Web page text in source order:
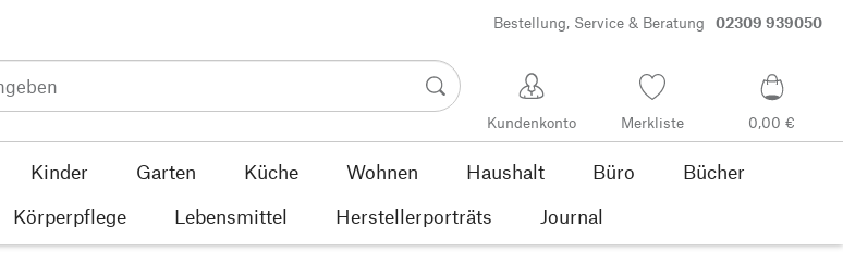
Bestellung, Service & Beratung 02309 939050
Kundenkonto Merkliste 0,00 €
Kinder Garten Küche Wohnen Haushalt Büro
Bücher
Körperpflege Lebensmittel Herstellerporträts Journal